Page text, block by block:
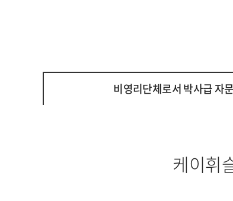
비영리단체로서 박사급 자
케이휘